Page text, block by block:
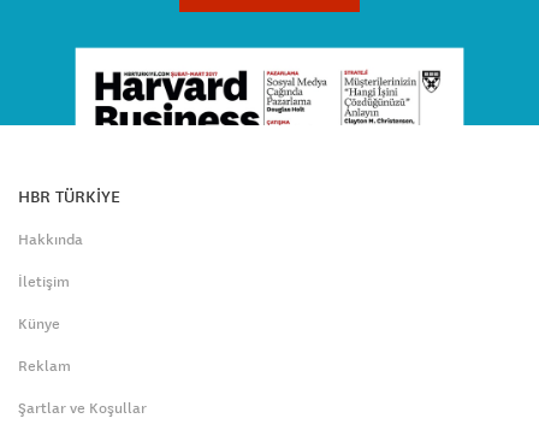
HBR TÜRKİYE
Hakkında
İletişim
Künye
Reklam
Şartlar ve Koşullar